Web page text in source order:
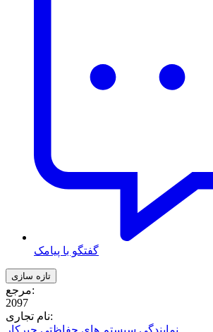
گفتگو با پیامک
مرجع:
2097
نام تجاری:
نمایندگی سیستم های حفاظتی چیرکار